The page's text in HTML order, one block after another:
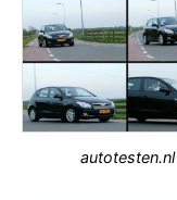
autotesten.nl